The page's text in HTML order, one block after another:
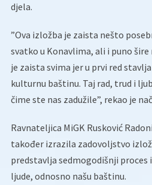
djela.
”Ova izložba je zaista nešto
svatko u Konavlima, ali i puno
je zaista svima jer u prvi red
kulturnu baštinu. Taj rad, trud i
čime ste nas zadužile”, rekao je
Ravnateljica MiGK Rusković
također izrazila zadovoljstvo
predstavlja sedmogodišnji proces
ljude, odnosno našu baštinu.